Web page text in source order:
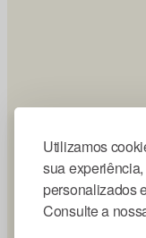
Utilizamos
sua
personalizados
Consulte a